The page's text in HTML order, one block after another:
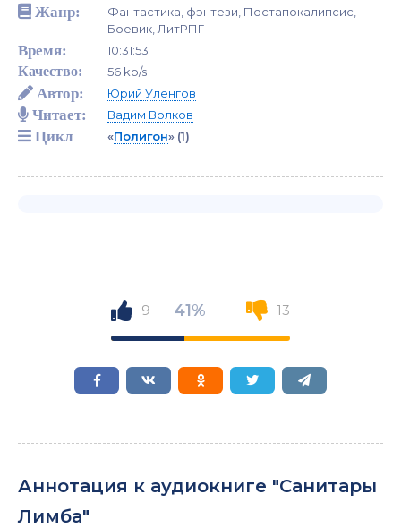
Жанр:
Фантастика, фэнтези, Постапокалипсис,
Боевик, ЛитРПГ
Время:
10:31:53
Качество:
56 kb/s
Автор: Юрий Уленгов
Читает: Вадим Волков
Цикл «Полигон» (1)
9 41% 13
Аннотация к аудиокниге "Санитары
Лимба"